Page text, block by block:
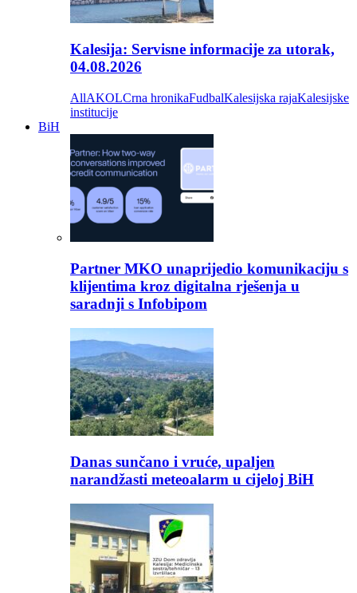
Kalesija: Servisne informacije za utorak,
04.08.2026
AllAKOLCrna hronikaFudbalKalesijska rajaKalesijske
institucije
BiH
Partner MKO unaprijedio komunikaciju s
klijentima kroz digitalna rješenja u
saradnji s Infobipom
Danas sunčano i vruće, upaljen
narandžasti meteoalarm u cijeloj BiH